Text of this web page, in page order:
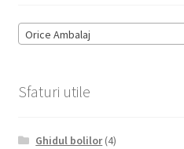
Orice Ambalaj
Sfaturi utile
Ghidul bolilor(4)